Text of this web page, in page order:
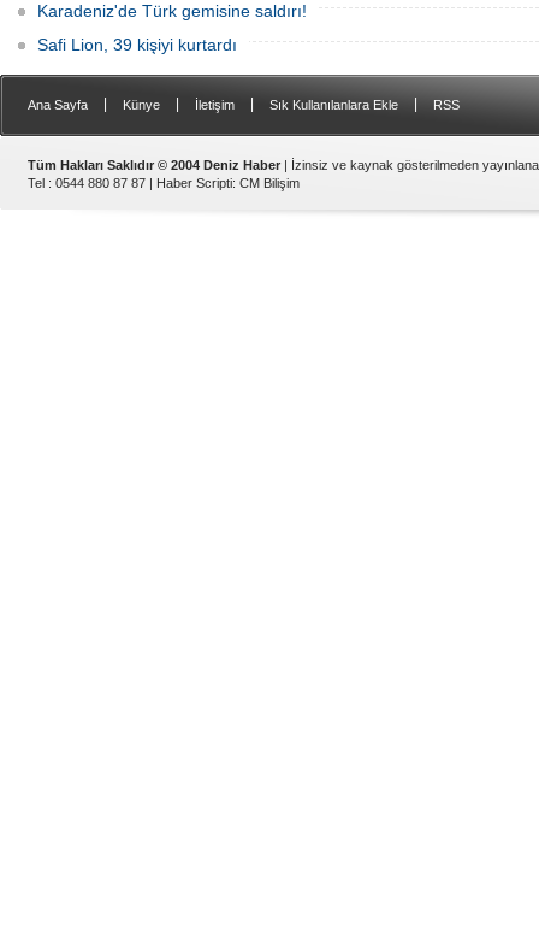
Karadeniz'de Türk gemisine saldırı!
Safi Lion, 39 kişiyi kurtardı
Ana Sayfa Künye İletişim Sık Kullanılanlara Ekle RSS
Tüm Hakları Saklıdır © 2004 Deniz Haber | İzinsiz ve kaynak gösterilmeden
Tel : 0544 880 87 87 | Haber Scripti: CM Bilişim